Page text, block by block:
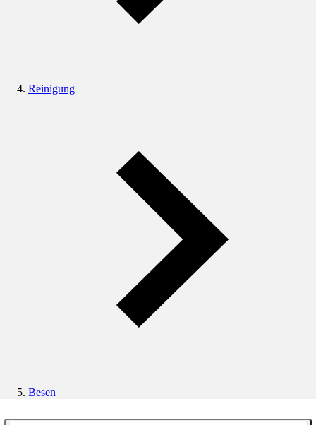
Reinigung
Besen